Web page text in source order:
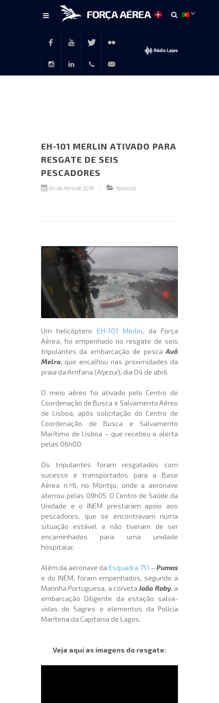
FacebookYoutubeTwitter Flickr
EH-101 MERLIN ATIVADO PARA
RESGATE DE SEIS
PESCADORES
04 de Abril de 2016 Notícias
Um helicóptero EH-101 Merlin, da Força
Aérea, foi empenhado no resgate de seis
tripulantes da embarcação de pesca Avô
Melro, que encalhou nas proximidades da
praia da Arrifana (Aljezur), dia 04 de abril.
O meio aéreo foi ativado pelo Centro de
Coordenação de Busca e Salvamento Aéreo
de Lisboa, após solicitação do Centro de
Coordenação de Busca e Salvamento
Marítimo de Lisboa – que recebeu o alerta
pelas 06h00.
Os tripulantes foram resgatados com
sucesso e transportados para a Base
Aérea n.º6, no Montijo, onde a aeronave
aterrou pelas 09h05. O Centro de Saúde da
Unidade e o INEM prestaram apoio aos
pescadores, que se encontravam numa
situação estável e não tiveram de ser
encaminhados para uma unidade
hospitalar.
Além da aeronave da Esquadra 751 –Pumas
e do INEM, foram empenhados, segundo a
Marinha Portuguesa, a corvetaJoão Roby, a
embarcação Diligente da estação salva-
vidas de Sagres e elementos da Polícia
Marítima da Capitania de Lagos.
Veja aqui as imagens do resgate: